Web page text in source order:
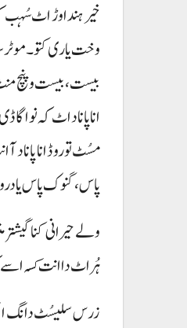
خیر ہندا وڑ اٹ
وخت یاری کتو۔
بیست، بیست و پنچ
انا پاناد اٹ کہ نوا
مسُٹ تو روڈ انا
پاس، گنوک پاس یا
ولے حیرانی کنا
ہُراٹ دا انت کسہ
زرس سلیسُٹ دانگ